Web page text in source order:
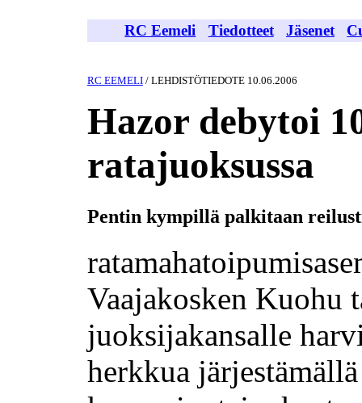
RC Eemeli Tiedotteet Jäsenet
RC EEMELI/ LEHDISTÖTIEDOTE 10.06.2006
Hazor debytoi
ratajuoksussa
Pentin kympillä palkitaan
Vaajakosken Kuohu
juoksijakansalle
herkkua